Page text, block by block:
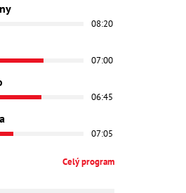
08:20
07:00
06:45
07:05
Celý program